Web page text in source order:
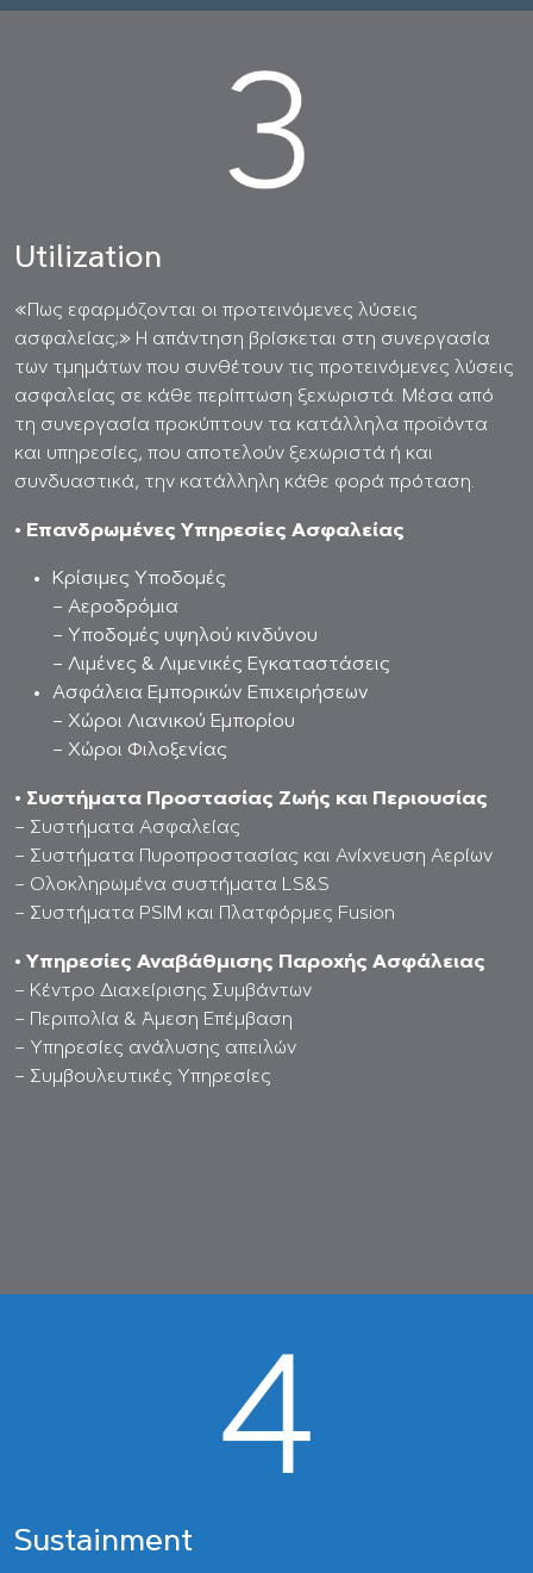
Utilization
«Πως εφαρμόζονται οι προτεινόμενες λύσεις
ασφαλείας;» Η απάντηση βρίσκεται στη συνεργασία
των τμημάτων που συνθέτουν τις προτεινόμενες λύσεις
ασφαλείας σε κάθε περίπτωση ξεχωριστά. Μέσα από
τη συνεργασία προκύπτουν τα κατάλληλα προϊόντα
και υπηρεσίες, που αποτελούν ξεχωριστά ή και
συνδυαστικά, την κατάλληλη κάθε φορά πρόταση.
• Επανδρωμένες Υπηρεσίες Ασφαλείας
Κρίσιμες Υποδομές
– Αεροδρόμια
– Υποδομές υψηλού κινδύνου
– Λιμένες & Λιμενικές Εγκαταστάσεις
Ασφάλεια Εμπορικών Επιχειρήσεων
– Χώροι Λιανικού Εμπορίου
– Χώροι Φιλοξενίας
• Συστήματα Προστασίας Ζωής και Περιουσίας
– Συστήματα Ασφαλείας
– Συστήματα Πυροπροστασίας και Ανίχνευση Αερίων
– Ολοκληρωμένα συστήματα LS&S
– Συστήματα PSIM και Πλατφόρμες Fusion
• Υπηρεσίες Αναβάθμισης Παροχής Ασφάλειας
– Κέντρο Διαχείρισης Συμβάντων
– Περιπολία & Άμεση Επέμβαση
– Υπηρεσίες ανάλυσης απειλών
– Συμβουλευτικές Υπηρεσίες
Sustainment